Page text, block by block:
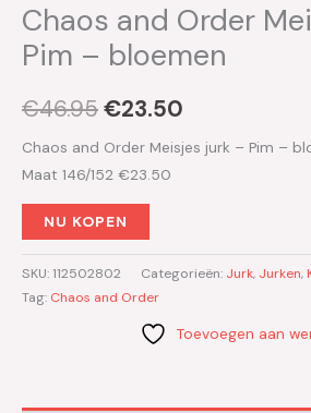
Chaos and Order
Pim – bloemen
€46.95€23.50
Chaos and Order Meisjes jurk – Pim –
Maat 146/152 €23.50
NU KOPEN
SKU:112502802 Categorieën: Jurk, Jurken,
Tag: Chaos and Order
Toevoegen aan